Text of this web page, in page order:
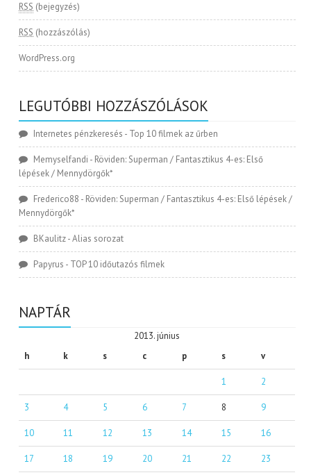
RSS (bejegyzés)
RSS (hozzászólás)
WordPress.org
LEGUTÓBBI HOZZÁSZÓLÁSOK
Internetes pénzkeresés - Top 10 filmek az űrben
Memyselfandi - Röviden: Superman / Fantasztikus 4-es: Első
lépések / Mennydörgők*
Frederico88 - Röviden: Superman / Fantasztikus 4-es: Első lépések /
Mennydörgők*
BKaulitz-Alias sorozat
Papyrus - TOP 10 időutazós filmek
NAPTÁR
2013. június
h
k s c p s v
1 2
3 4 5 6 7 8 9
10 11 12 13 14 15 16
17 18 19 20 21 22 23